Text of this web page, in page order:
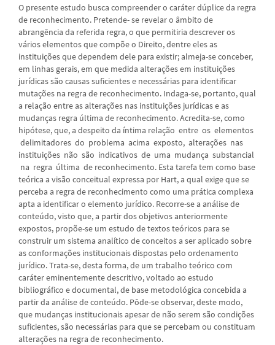
O presente estudo busca compreender o caráter dúplice da regra
de reconhecimento. Pretende- se revelar o âmbito de
abrangência da referida regra, o que permitiria descrever os
vários elementos que compõe o Direito, dentre eles as
instituições que dependem dele para existir; almeja-se conceber,
em linhas gerais, em que medida alterações em instituições
jurídicas são causas suficientes e necessárias para identificar
mutações na regra de reconhecimento. Indaga-se, portanto, qual
a relação entre as alterações nas instituições jurídicas e as
mudanças regra última de reconhecimento. Acredita-se, como
hipótese, que, a despeito da íntima relação entre os elementos
delimitadores do problema acima exposto, alterações nas
instituições não são indicativos de uma mudança substancial
na regra última de reconhecimento. Esta tarefa tem como base
teórica a visão conceitual expressa por Hart, a qual exige que se
perceba a regra de reconhecimento como uma prática complexa
apta a identificar o elemento jurídico. Recorre-se a análise de
conteúdo, visto que, a partir dos objetivos anteriormente
expostos, propõe-se um estudo de textos teóricos para se
construir um sistema analítico de conceitos a ser aplicado sobre
as conformações institucionais dispostas pelo ordenamento
jurídico. Trata-se, desta forma, de um trabalho teórico com
caráter eminentemente descritivo, voltado ao estudo
bibliográfico e documental, de base metodológica concebida a
partir da análise de conteúdo. Pôde-se observar, deste modo,
que mudanças institucionais apesar de não serem são condições
suficientes, são necessárias para que se percebam ou constituam
alterações na regra de reconhecimento.